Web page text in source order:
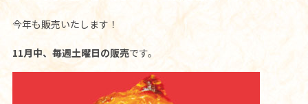
今年も販売いたします！
11月中、毎週土曜日の販売です。